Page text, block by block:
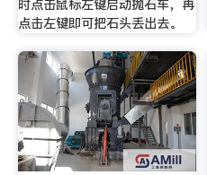
时点击鼠标左键启动抛石车，再
点击左键即可把石头丢出去。